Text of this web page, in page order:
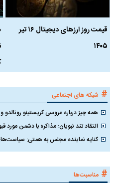
قیمت روز ارز‌های دیجیتال ۱۶ تیر
۱۴۰۵
# شبکه های اجتماعی
همه چیز درباره عروسی کریستینو
انتقاد تند نبویان: مذاکره با دشمن
کنایه نماینده مجلس به همتی:
# مناسبت‌ها